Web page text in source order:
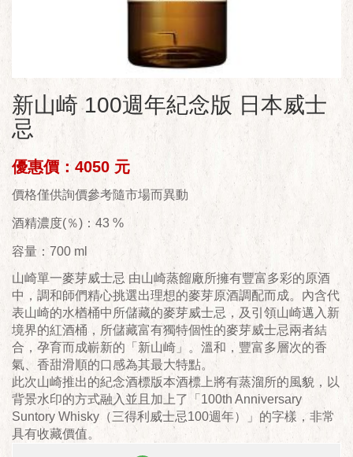
新山崎 100週年紀念版 日本威士
忌
優惠價：4050 元
價格僅供詢價參考隨市場而異動
酒精濃度(％)：43 %
容量：700 ml
山崎單一麥芽威士忌 由山崎蒸餾廠所擁有豐富多彩的原酒
中，調和師們精心挑選出理想的麥芽原酒調配而成。內含代
表山崎的水楢桶中所儲藏的麥芽威士忌，及引領山崎邁入新
境界的紅酒桶，所儲藏富有獨特個性的麥芽威士忌兩者結
合，孕育而成嶄新的「新山崎」。溫和，豐富多層次的香
氣、香甜滑順的口感為其最大特點。
此次山崎推出的紀念酒標版本酒標上將有蒸溜所的風貌，以
背景水印的方式融入並且加上了「100th Anniversary
Suntory Whisky（三得利威士忌100週年）」的字樣，非常
具有收藏價值。